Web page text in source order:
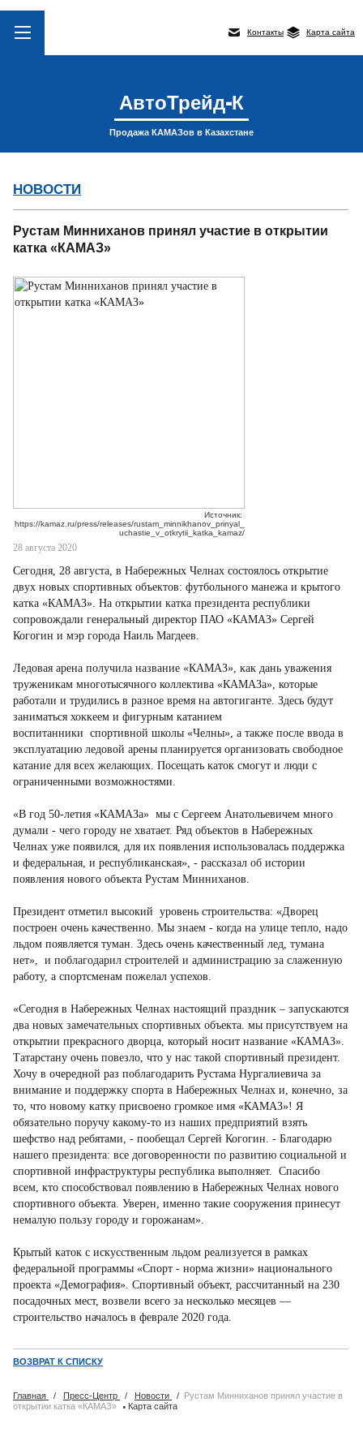
Контакты Карта сайта
АвтоТрейд-К
Продажа КАМАЗов в Казахстане
НОВОСТИ
Рустам Минниханов принял участие в открытии
катка «КАМАЗ»
Источник:
https://kamaz.ru/press/releases/rustam_minnikhanov_prinyal_
uchastie_v_otkrytii_katka_kamaz/
28 августа 2020
Сегодня, 28 августа, в Набережных Челнах состоялось открытие
двух новых спортивных объектов: футбольного манежа и крытого
катка «КАМАЗ». На открытии катка президента республики
сопровождали генеральный директор ПАО «КАМАЗ» Сергей
Когогин и мэр города Наиль Магдеев.
Ледовая арена получила название «КАМАЗ», как дань уважения
труженикам многотысячного коллектива «КАМАЗа», которые
работали и трудились в разное время на автогиганте. Здесь будут
заниматься хоккеем и фигурным катанием
воспитанники спортивной школы «Челны», а также после ввода в
эксплуатацию ледовой арены планируется организовать свободное
катание для всех желающих. Посещать каток смогут и люди с
ограниченными возможностями.
«В год 50-летия «КАМАЗа» мы с Сергеем Анатольевичем много
думали - чего городу не хватает. Ряд объектов в Набережных
Челнах уже появился, для их появления использовалась поддержка
и федеральная, и республиканская», - рассказал об истории
появления нового объекта Рустам Минниханов.
Президент отметил высокий уровень строительства: «Дворец
построен очень качественно. Мы знаем - когда на улице тепло, надо
льдом появляется туман. Здесь очень качественный лед, тумана
нет», и поблагодарил строителей и администрацию за слаженную
работу, а спортсменам пожелал успехов.
«Сегодня в Набережных Челнах настоящий праздник – запускаются
два новых замечательных спортивных объекта. мы присутствуем на
открытии прекрасного дворца, который носит название «КАМАЗ».
Татарстану очень повезло, что у нас такой спортивный президент.
Хочу в очередной раз поблагодарить Рустама Нургалиевича за
внимание и поддержку спорта в Набережных Челнах и, конечно, за
то, что новому катку присвоено громкое имя «КАМАЗ»! Я
обязательно поручу какому-то из наших предприятий взять
шефство над ребятами, - пообещал Сергей Когогин. - Благодарю
нашего президента: все договоренности по развитию социальной и
спортивной инфраструктуры республика выполняет. Спасибо
всем, кто способствовал появлению в Набережных Челнах нового
спортивного объекта. Уверен, именно такие сооружения принесут
немалую пользу городу и горожанам».
Крытый каток с искусственным льдом реализуется в рамках
федеральной программы «Спорт - норма жизни» национального
проекта «Демография». Спортивный объект, рассчитанный на 230
посадочных мест, возвели всего за несколько месяцев —
строительство началось в феврале 2020 года.
ВОЗВРАТ К СПИСКУ
Главная / Пресс-Центр / Новости / Рустам Минниханов принял участие в
открытии катка «КАМАЗ»
· Карта сайта